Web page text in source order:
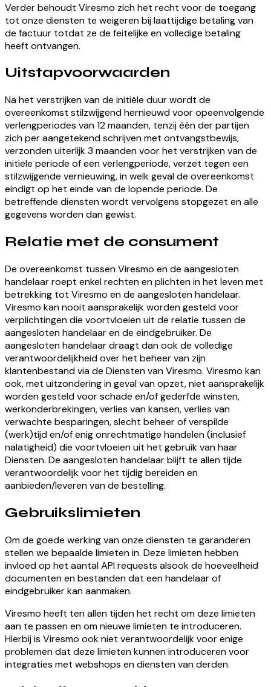
Verder behoudt Viresmo zich het recht voor de toegang
tot onze diensten te weigeren bij laattijdige betaling van
de factuur totdat ze de feitelijke en volledige betaling
heeft ontvangen.
Uitstapvoorwaarden
Na het verstrijken van de initiële duur wordt de
overeenkomst stilzwijgend hernieuwd voor opeenvolgende
verlengperiodes van 12 maanden, tenzij één der partijen
zich per aangetekend schrijven met ontvangstbewijs,
verzonden uiterlijk 3 maanden voor het verstrijken van de
initiële periode of een verlengperiode, verzet tegen een
stilzwijgende vernieuwing, in welk geval de overeenkomst
eindigt op het einde van de lopende periode. De
betreffende diensten wordt vervolgens stopgezet en alle
gegevens worden dan gewist.
Relatie met de consument
De overeenkomst tussen Viresmo en de aangesloten
handelaar roept enkel rechten en plichten in het leven met
betrekking tot Viresmo en de aangesloten handelaar.
Viresmo kan nooit aansprakelijk worden gesteld voor
verplichtingen die voortvloeien uit de relatie tussen de
aangesloten handelaar en de eindgebruiker. De
aangesloten handelaar draagt dan ook de volledige
verantwoordelijkheid over het beheer van zijn
klantenbestand via de Diensten van Viresmo. Viresmo kan
ook, met uitzondering in geval van opzet, niet aansprakelijk
worden gesteld voor schade en/of gederfde winsten,
werkonderbrekingen, verlies van kansen, verlies van
verwachte besparingen, slecht beheer of verspilde
(werk)tijd en/of enig onrechtmatige handelen (inclusief
nalatigheid) die voortvloeien uit het gebruik van haar
Diensten. De aangesloten handelaar blijft te allen tijde
verantwoordelijk voor het tijdig bereiden en
aanbieden/leveren van de bestelling.
Gebruikslimieten
Om de goede werking van onze diensten te garanderen
stellen we bepaalde limieten in. Deze limieten hebben
invloed op het aantal API requests alsook de hoeveelheid
documenten en bestanden dat een handelaar of
eindgebruiker kan aanmaken.
Viresmo heeft ten allen tijden het recht om deze limieten
aan te passen en om nieuwe limieten te introduceren.
Hierbij is Viresmo ook niet verantwoordelijk voor enige
problemen dat deze limieten kunnen introduceren voor
integraties met webshops en diensten van derden.